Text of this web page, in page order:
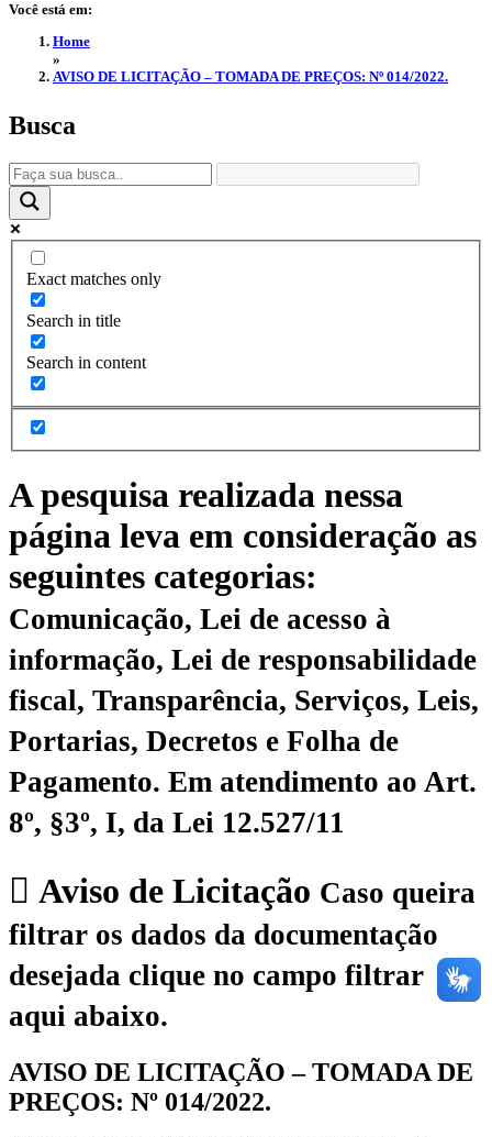
Você está em:
Home
»
AVISO DE LICITAÇÃO – TOMADA DE PREÇOS: Nº 014/2022.
Busca
Exact matches only
Search in title
Search in content
A pesquisa realizada nessa
página leva em consideração as
seguintes categorias:
Comunicação, Lei de acesso à
informação, Lei de responsabilidade
fiscal, Transparência, Serviços, Leis,
Portarias, Decretos e Folha de
Pagamento. Em atendimento ao Art.
8º, §3º, I, da Lei 12.527/11
Aviso de Licitação Caso queira
filtrar os dados da documentação
desejada clique no campo filtrar
aqui abaixo.
AVISO DE LICITAÇÃO – TOMADA DE
PREÇOS: Nº 014/2022.